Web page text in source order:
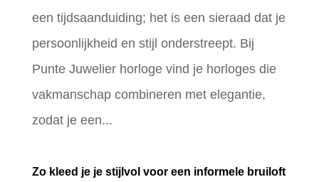
een tijdsaanduiding; het is een sieraad dat je
persoonlijkheid en stijl onderstreept. Bij
Punte Juwelier horloge vind je horloges die
vakmanschap combineren met elegantie,
zodat je een...
Zo kleed je je stijlvol voor een informele bruiloft